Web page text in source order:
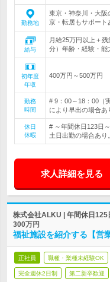
勤務地
東京・神奈川・大
京・転居もサポート
給与
月給25万円以上＋
分）年齢・経験・能
初年度
年収
400万円～500万円
勤務
時間
# 9：00～18：00（
により早出の場合あ
休日
休暇
# ～年間休日123日
土日出勤の場合あり
求人詳細を見る
株式会社ALKU | 年間休日
300万円
福祉施設を紹介する【
正社員 職種・業種未経験OK
完全週休2日制 第二新卒歓迎